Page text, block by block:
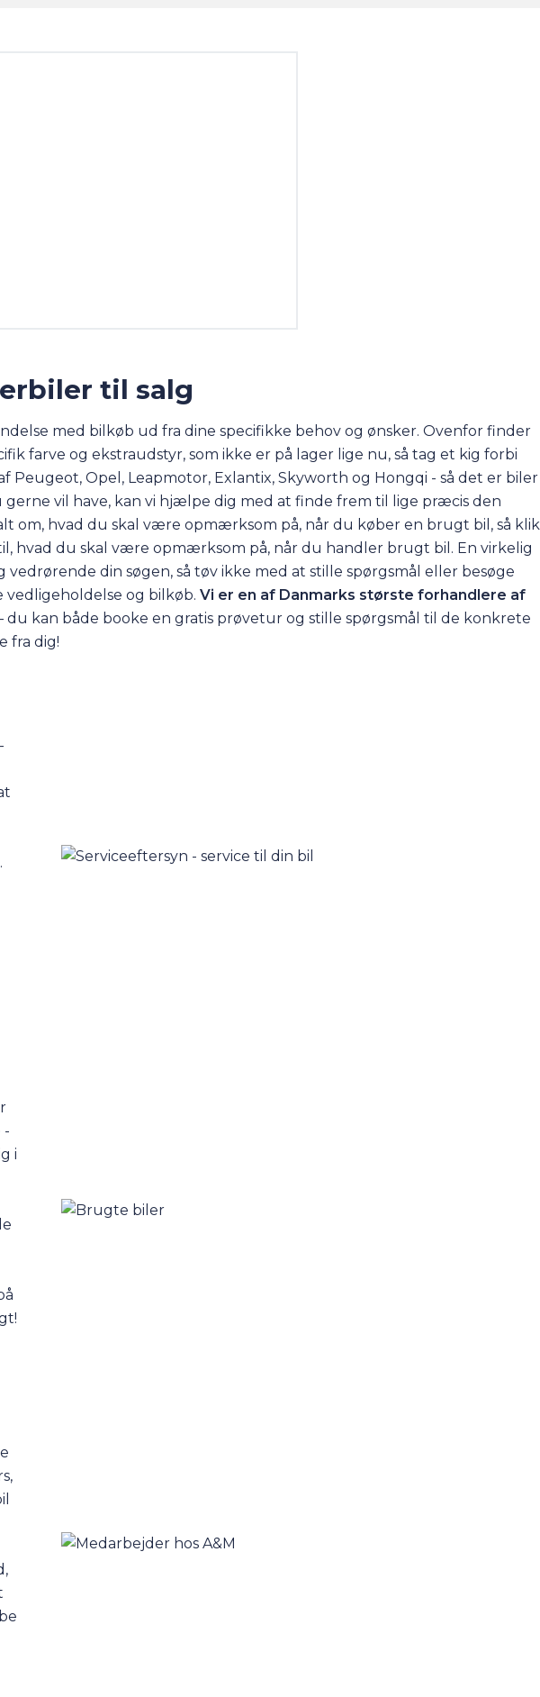
til salg
med bilkøb ud fra dine specifikke behov og ønsker. Ovenfor finder
farve og ekstraudstyr, som ikke er på lager lige nu, så tag et kig forbi
Opel, Leapmotor, Exlantix, Skyworth og Hongqi - så det er biler
vil have, kan vi hjælpe dig med at finde frem til lige præcis den
om, hvad du skal være opmærksom på, når du køber en brugt bil, så klik
hvad du skal være opmærksom på, når du handler brugt bil. En virkelig
din søgen, så tøv ikke med at stille spørgsmål eller besøge
vedligeholdelse og bilkøb. Vi er en af Danmarks største forhandlere af
du kan både booke en gratis prøvetur og stille spørgsmål til de konkrete
fra dig!
-
i